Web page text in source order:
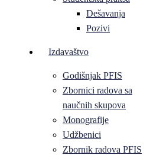
Dešavanja
Pozivi
Izdavaštvo
Godišnjak PFIS
Zbornici radova sa
naučnih skupova
Monografije
Udžbenici
Zbornik radova PFIS